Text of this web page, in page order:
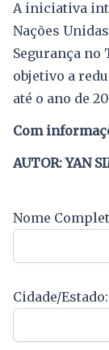
A iniciativa
Nações
Segurança no
objetivo a
até o ano de
Com
AUTOR: YAN
Nome
Cidade/Estado: